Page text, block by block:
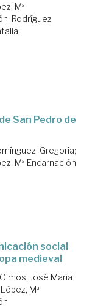
Mª
; Rodríguez
San Pedro de
Gregoria;
Mª Encarnación
social
medieval
José María
Mª